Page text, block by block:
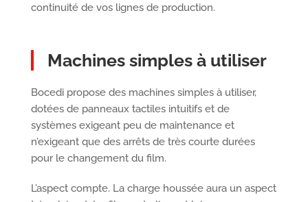
continuité de vos lignes de production.
Machines simples à utiliser
Bocedi propose des machines simples à utiliser,
dotées de panneaux tactiles intuitifs et de
systèmes exigeant peu de maintenance et
n’exigeant que des arrêts de très courte durées
pour le changement du film.
L’aspect compte. La charge houssée aura un aspect